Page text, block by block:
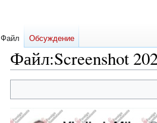
Файл:Screenshot
к
навигации
к
поиску
Файл Обсуждение